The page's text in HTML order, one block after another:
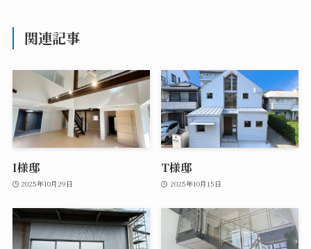
関連記事
I様邸
2025年10月29日
T様邸
2025年10月15日